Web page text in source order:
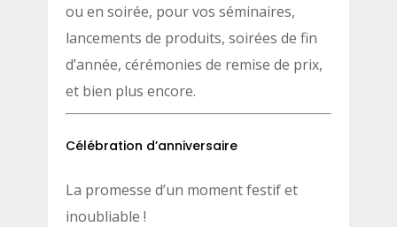
ou en soirée, pour vos séminaires,
lancements de produits, soirées de fin
d’année, cérémonies de remise de prix,
et bien plus encore.
Célébration d’anniversaire
La promesse d’un moment festif et
inoubliable !